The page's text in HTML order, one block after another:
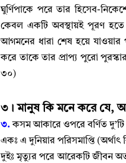
ঘুর্ণিপাকে পরে তার হিসেব-
কেবল একটি অবস্থায়ই পূরণ হতে
আগমনের ধারা শেষ হয়ে
করে তাকে তার প্রাপ্য পুরো
৩০)
৩ । মানুষ কি মনে করে যে,
৩.কসম আকারে ওপরে বর্ণিত দু’টি
একঃ এ দুনিয়ার পরিসমাপ্তি (অর্থাৎ
দুইঃ মৃত্যুর পরে আরেকটি জীবন